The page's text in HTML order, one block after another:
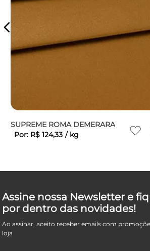
SUPREME ROMA DEMERARA
Por: R$ 124,33 / kg
Assine nossa Newsletter e
por dentro das novidades!
Ao assinar, aceito receber emails com
loja